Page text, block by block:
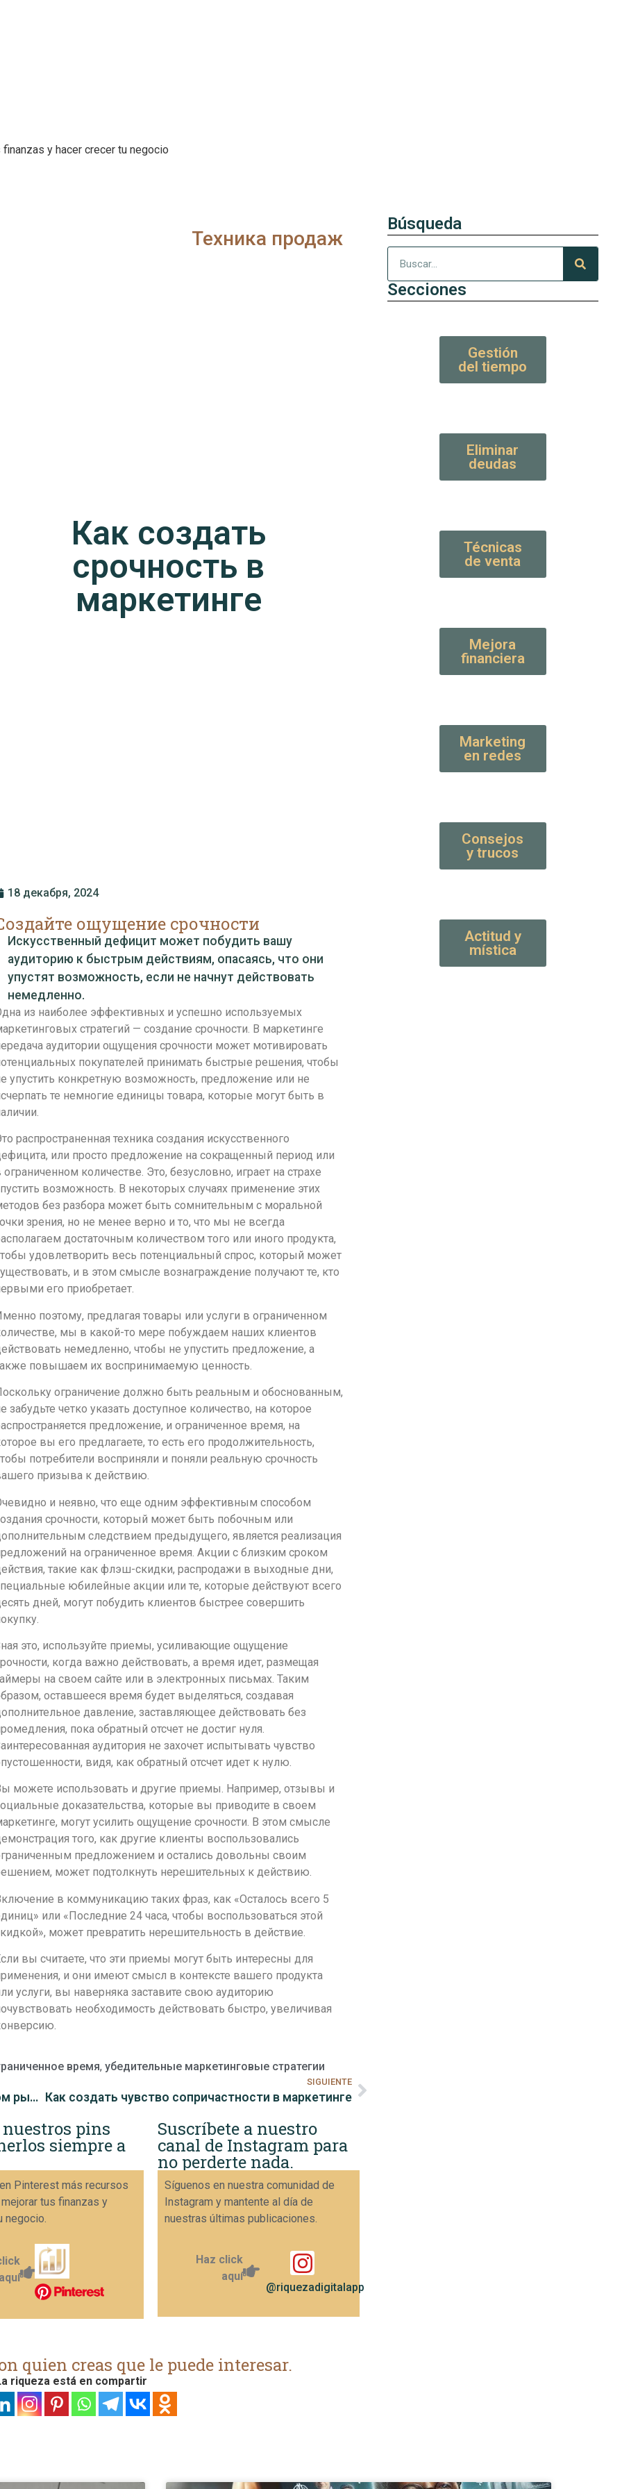
y hacer crecer tu negocio
Техника продаж
Как создать
срочность в
маркетинге
18 декабря, 2024
ощущение срочности
Искусственный дефицит может побудить вашу
аудиторию к быстрым действиям, опасаясь, что они
упустят возможность, если не начнут действовать
немедленно.
из наиболее эффективных и успешно используемых
стратегий — создание срочности. В маркетинге
аудитории ощущения срочности может мотивировать
покупателей принимать быстрые решения, чтобы
упустить конкретную возможность, предложение или не
те немногие единицы товара, которые могут быть в
распространенная техника создания искусственного
или просто предложение на сокращенный период или
ограниченном количестве. Это, безусловно, играет на страхе
возможность. В некоторых случаях применение этих
без разбора может быть сомнительным с моральной
зрения, но не менее верно и то, что мы не всегда
достаточным количеством того или иного продукта,
удовлетворить весь потенциальный спрос, который может
и в этом смысле вознаграждение получают те, кто
его приобретает.
поэтому, предлагая товары или услуги в ограниченном
мы в какой-то мере побуждаем наших клиентов
немедленно, чтобы не упустить предложение, а
повышаем их воспринимаемую ценность.
ограничение должно быть реальным и обоснованным,
забудьте четко указать доступное количество, на которое
предложение, и ограниченное время, на
вы его предлагаете, то есть его продолжительность,
потребители восприняли и поняли реальную срочность
призыва к действию.
и неявно, что еще одним эффективным способом
срочности, который может быть побочным или
следствием предыдущего, является реализация
на ограниченное время. Акции с близким сроком
такие как флэш-скидки, распродажи в выходные дни,
юбилейные акции или те, которые действуют всего
дней, могут побудить клиентов быстрее совершить
это, используйте приемы, усиливающие ощущение
когда важно действовать, а время идет, размещая
на своем сайте или в электронных письмах. Таким
оставшееся время будет выделяться, создавая
давление, заставляющее действовать без
пока обратный отсчет не достиг нуля.
аудитория не захочет испытывать чувство
видя, как обратный отсчет идет к нулю.
можете использовать и другие приемы. Например, отзывы и
доказательства, которые вы приводите в своем
могут усилить ощущение срочности. В этом смысле
того, как другие клиенты воспользовались
предложением и остались довольны своим
может подтолкнуть нерешительных к действию.
в коммуникацию таких фраз, как «Осталось всего 5
или «Последние 24 часа, чтобы воспользоваться этой
может превратить нерешительность в действие.
вы считаете, что эти приемы могут быть интересны для
и они имеют смысл в контексте вашего продукта
услуги, вы наверняка заставите свою аудиторию
необходимость действовать быстро, увеличивая
время, убедительные маркетинговые стратегии
Методы понимания клиентов на современном рынке
SIGUIENTE
Как создать чувство сопричастности в маркетинге
nuestros pins
siempre a
Pinterest más recursos
tus finanzas y
negocio.
aquí
Suscríbete a nuestro
canal de Instagram para
no perderte nada.
Síguenos en nuestra comunidad de
Instagram y mantente al día de
nuestras últimas publicaciones.
Haz click
aquí
@riquezadigitalapp
quien creas que le puede interesar.
riqueza está en compartir
Búsqueda
Secciones
Gestión
del tiempo
Eliminar
deudas
Técnicas
de venta
Mejora
financiera
Marketing
en redes
Consejos
y trucos
Actitud y
mística